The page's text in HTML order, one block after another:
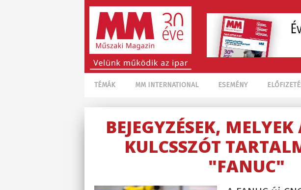
TÉMÁK MM INTERNATIONAL ESEMÉNY
BEJEGYZÉSEK,
KULCSSZÓT
"FANUC"